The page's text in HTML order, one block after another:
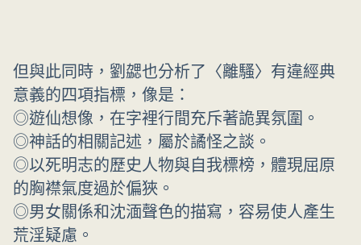
但與此同時，劉勰也分析了〈離騷〉有違經典
意義的四項指標，像是：
◎遊仙想像，在字裡行間充斥著詭異氛圍。
◎神話的相關記述，屬於譎怪之談。
◎以死明志的歷史人物與自我標榜，體現屈原
的胸襟氣度過於偏狹。
◎男女關係和沈湎聲色的描寫，容易使人產生
荒淫疑慮。